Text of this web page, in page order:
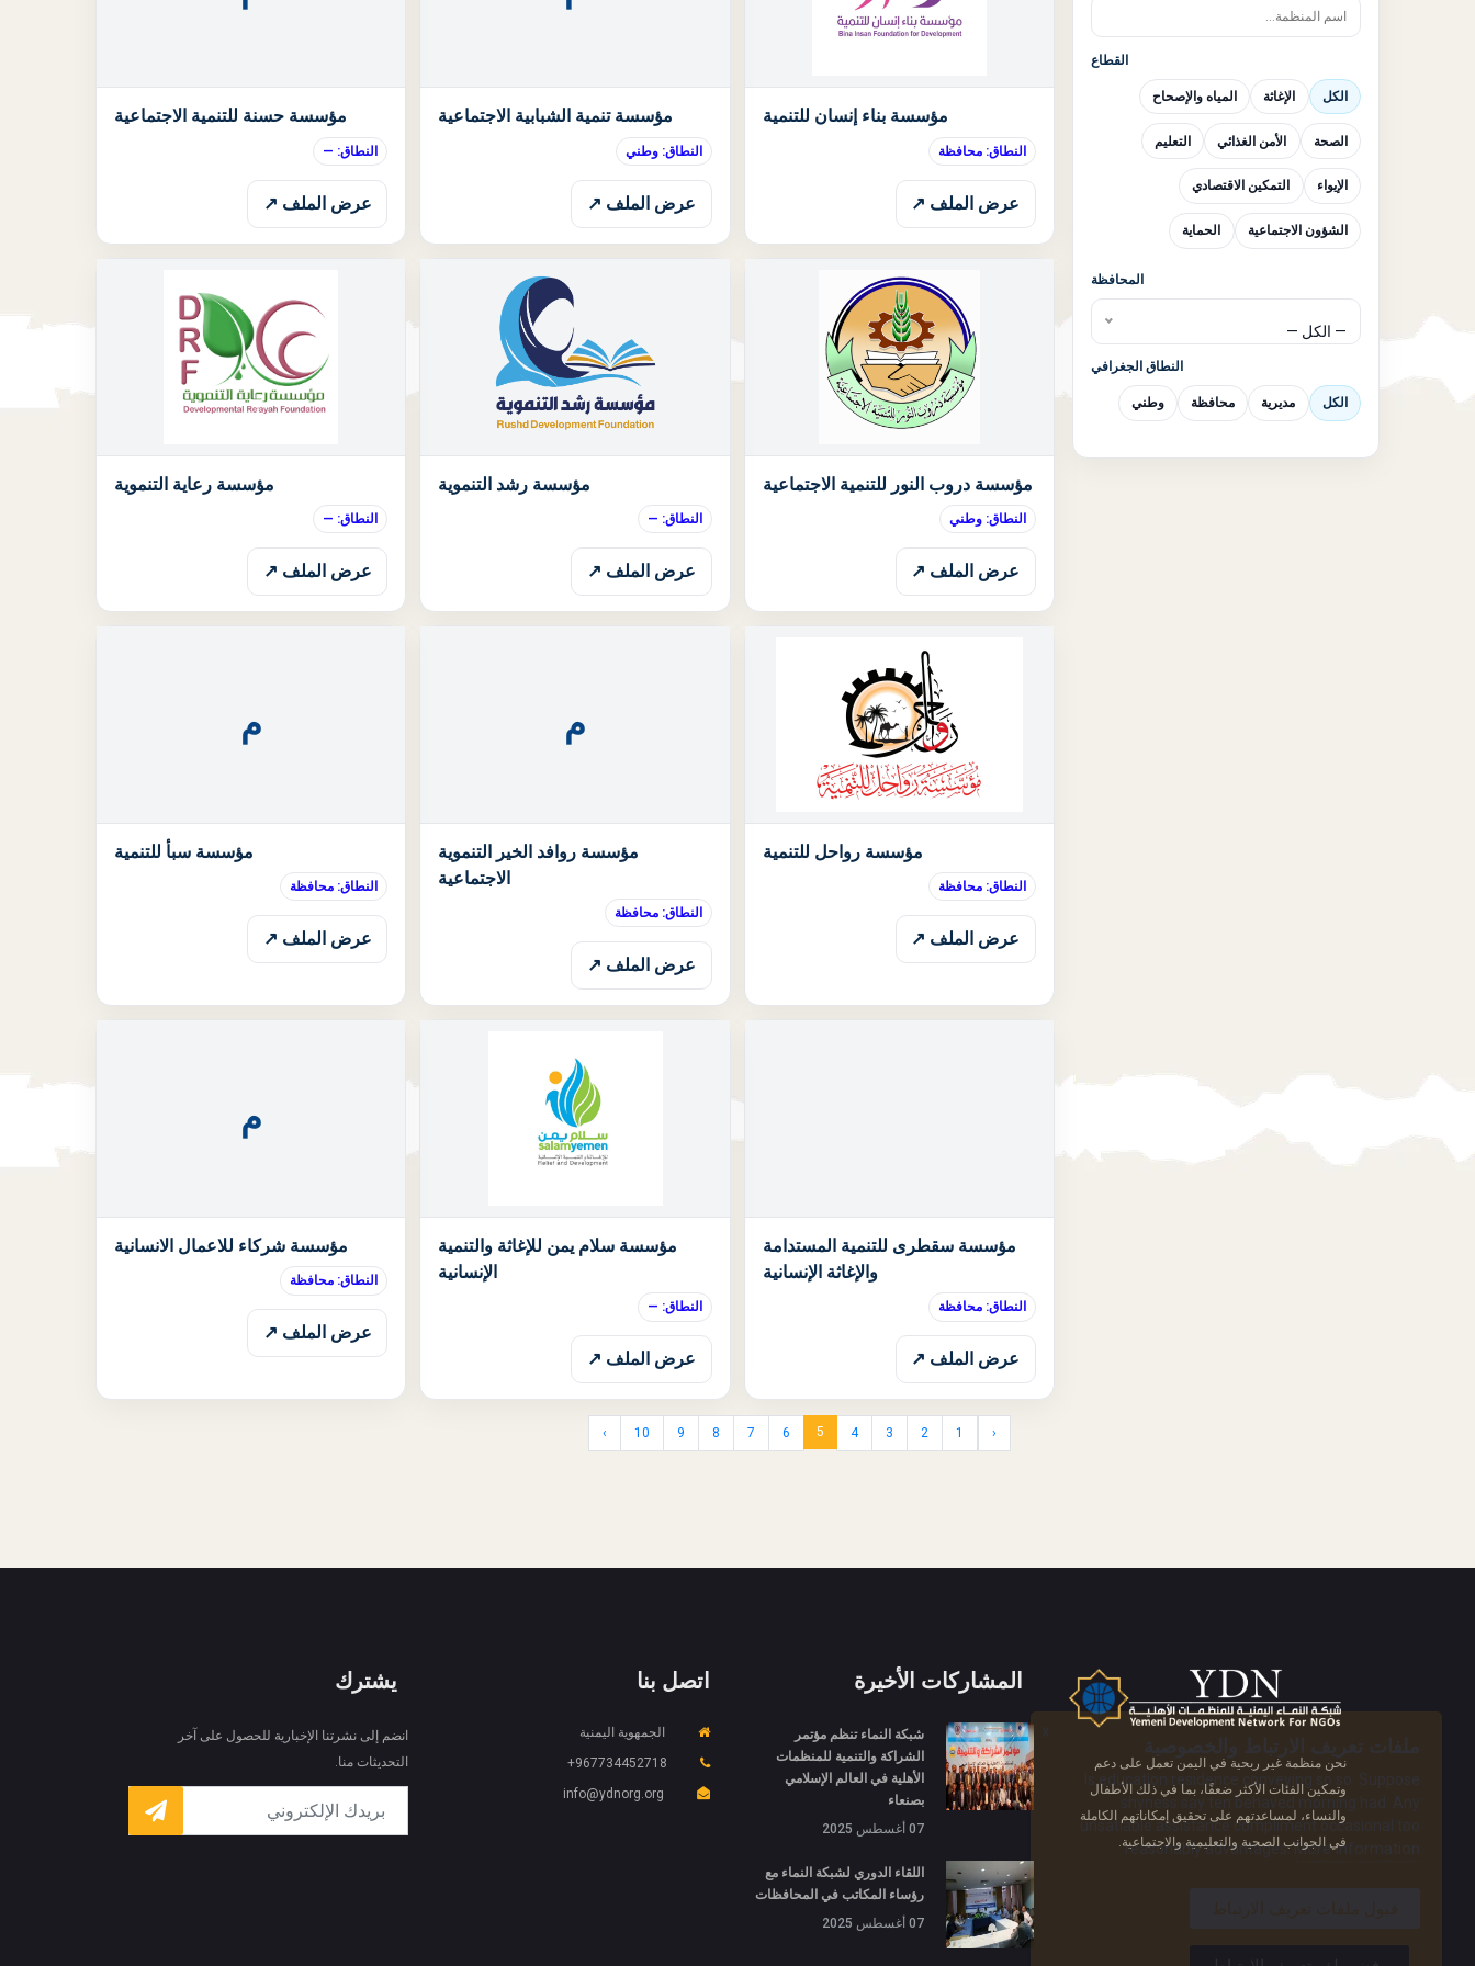
القطاع
الكل الإغاثة المياه والإصحاح
الصحة الأمن الغذائي التعليم
الإيواء التمكين الاقتصادي
الشؤون الاجتماعية الحماية
المحافظة
— الكل —
النطاق الجغرافي
الكل مديرية محافظة وطني
مؤسسة بناء إنسان للتنمية
النطاق: محافظة
عرض الملف ↗
مؤسسة تنمية الشبابية الاجتماعية
النطاق: وطني
عرض الملف ↗
مؤسسة حسنة للتنمية الاجتماعية
النطاق: —
عرض الملف ↗
مؤسسة دروب النور للتنمية الاجتماعية
النطاق: وطني
عرض الملف ↗
مؤسسة رشد التنموية
النطاق: —
عرض الملف ↗
مؤسسة رعاية التنموية
النطاق: —
عرض الملف ↗
مؤسسة رواحل للتنمية
النطاق: محافظة
عرض الملف ↗
م
مؤسسة روافد الخير التنموية
الاجتماعية
النطاق: محافظة
عرض الملف ↗
م
مؤسسة سبأ للتنمية
النطاق: محافظة
عرض الملف ↗
مؤسسة سقطرى للتنمية المستدامة
والإغاثة الإنسانية
النطاق: محافظة
عرض الملف ↗
مؤسسة سلام يمن للإغاثة والتنمية
الإنسانية
النطاق: —
عرض الملف ↗
م
مؤسسة شركاء للاعمال الانسانية
النطاق: محافظة
عرض الملف ↗
‹
1
2
3
4
5
6
7
8
9
10
›
نحن منظمة غير ربحية في اليمن تعمل على دعم
وتمكين الفئات الأكثر ضعفًا، بما في ذلك الأطفال
والنساء، لمساعدتهم على تحقيق إمكاناتهم الكاملة
في الجوانب الصحية والتعليمية والاجتماعية.
المشاركات الأخيرة
شبكة النماء تنظم مؤتمر
الشراكة والتنمية للمنظمات
الأهلية في العالم الإسلامي
بصنعاء
07 أغسطس 2025
اللقاء الدوري لشبكة النماء مع
رؤساء المكاتب في المحافظات
07 أغسطس 2025
اتصل بنا
الجمهوية اليمنية
967734452718+
info@ydnorg.org
يشترك
انضم إلى نشرتنا الإخبارية للحصول على آخر
التحديثات منا.
Is education residence conveying so so. Suppose
shyness say ten behaved morning had. Any
unsatiable assistance compliment occasional too
reasonably advantages.More information